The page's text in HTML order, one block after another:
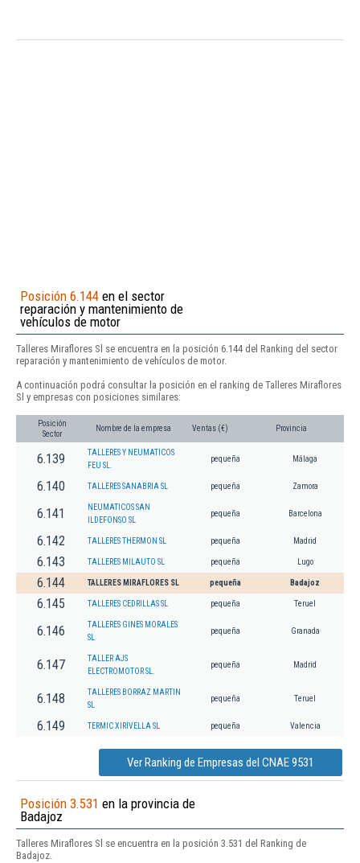
Posición 6.144 en el sector
reparación y mantenimiento de
vehículos de motor
Talleres Miraflores Sl se encuentra en la posición 6.144 del Ranking del sector
reparación y mantenimiento de vehículos de motor.
A continuación podrá consultar la posición en el ranking de Talleres Miraflores
Sl y empresas con posiciones similares:
Posición
Sector
Nombre de la empresa Ventas (€) Provincia
6.139
TALLERES Y NEUMATICOS
FEU SL.
pequeña Málaga
6.140 TALLERES SANABRIA SL pequeña Zamora
6.141
NEUMATICOS SAN
ILDEFONSO SL
pequeña Barcelona
6.142 TALLERES THERMON SL pequeña Madrid
6.143 TALLERES MILAUTO SL pequeña Lugo
6.144 TALLERES MIRAFLORES SL pequeña Badajoz
6.145 TALLERES CEDRILLAS SL pequeña Teruel
6.146
TALLERES GINES MORALES
SL
pequeña Granada
6.147
TALLER AJS
ELECTROMOTOR SL.
pequeña Madrid
6.148
TALLERES BORRAZ MARTIN
SL
pequeña Teruel
6.149 TERMIC XIRIVELLA SL pequeña Valencia
Ver Ranking de Empresas del CNAE 9531
Posición 3.531 en la provincia de
Badajoz
Talleres Miraflores Sl se encuentra en la posición 3.531 del Ranking de
Badajoz.